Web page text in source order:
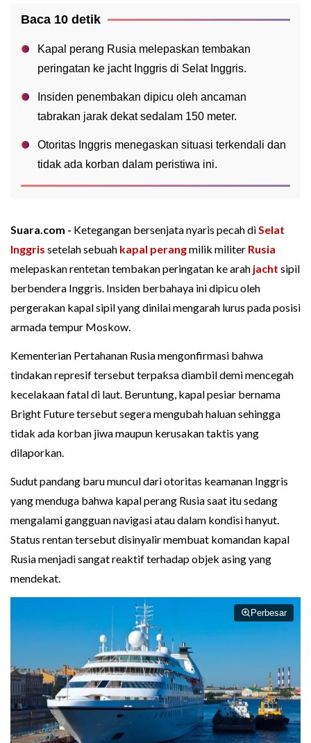
Baca 10 detik
Kapal perang Rusia melepaskan tembakan
peringatan ke jacht Inggris di Selat Inggris.
Insiden penembakan dipicu oleh ancaman
tabrakan jarak dekat sedalam 150 meter.
Otoritas Inggris menegaskan situasi terkendali dan
tidak ada korban dalam peristiwa ini.
Suara.com - Ketegangan bersenjata nyaris pecah diSelat
Inggris setelah sebuah kapal perangmilik militer Rusia
melepaskan rentetan tembakan peringatan ke arah jacht sipil
berbendera Inggris. Insiden berbahaya ini dipicu oleh
pergerakan kapal sipil yang dinilai mengarah lurus pada posisi
armada tempur Moskow.
Kementerian Pertahanan Rusia mengonfirmasi bahwa
tindakan represif tersebut terpaksa diambil demi mencegah
kecelakaan fatal di laut. Beruntung, kapal pesiar bernama
Bright Future tersebut segera mengubah haluan sehingga
tidak ada korban jiwa maupun kerusakan taktis yang
dilaporkan.
Sudut pandang baru muncul dari otoritas keamanan Inggris
yang menduga bahwa kapal perang Rusia saat itu sedang
mengalami gangguan navigasi atau dalam kondisi hanyut.
Status rentan tersebut disinyalir membuat komandan kapal
Rusia menjadi sangat reaktif terhadap objek asing yang
mendekat.
Perbesar